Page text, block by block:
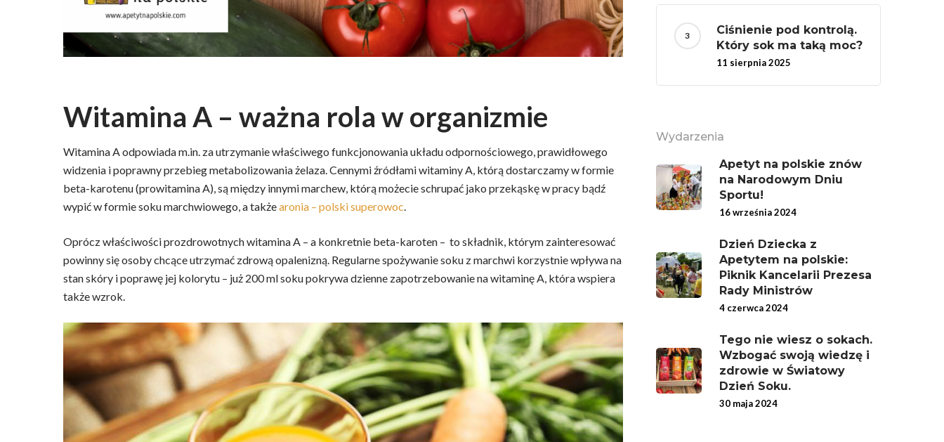
Witamina A – ważna rola w organizmie
Witamina A odpowiada m.in. za utrzymanie właściwego funkcjonowania układu odpornościowego, prawidłowego
widzenia i poprawny przebieg metabolizowania żelaza. Cennymi źródłami witaminy A, którą dostarczamy w formie
beta-karotenu (prowitamina A), są między innymi marchew, którą możecie schrupać jako przekąskę w pracy bądź
wypić w formie soku marchwiowego, a takżearonia – polski superowoc
Oprócz właściwości prozdrowotnych witamina A – a konkretnie beta-karoten – to składnik, którym zainteresować
powinny się osoby chcące utrzymać zdrową opalenizną. Regularne spożywanie soku z marchwi korzystnie wpływa na
stan skóry i poprawę jej kolorytu – już 200 ml soku pokrywa dzienne zapotrzebowanie na witaminę A, która wspiera
także wzrok.
Ciśnienie pod kontrolą.
Który sok ma taką moc?
11 sierpnia 2025
Wydarzenia
Apetyt na polskie znów
na Narodowym Dniu
Sportu!
16 września 2024
Dzień Dziecka z
Apetytem na polskie:
Piknik Kancelarii Prezesa
Rady Ministrów
4 czerwca 2024
Tego nie wiesz o sokach.
Wzbogać swoją wiedzę i
zdrowie w Światowy
Dzień Soku.
30 maja 2024